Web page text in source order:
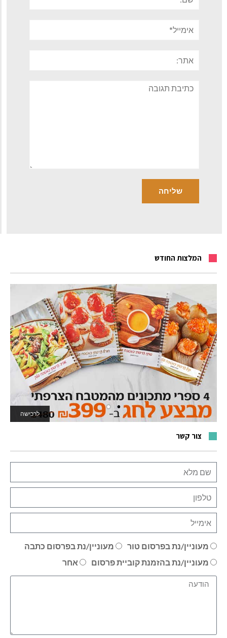
תגובה
המלצות החודש
לרכישה
לאתר המשחקים
צור קשר
מעוניין/נת בפרסום טור
מעוניין/נת בפרסום כתבה
מעוניין/נת בהזמנת קוביית פרסום
אחר